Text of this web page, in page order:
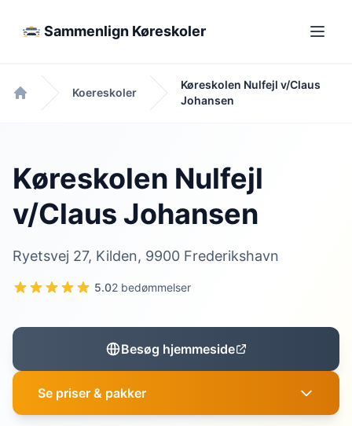
Sammenlign Køreskoler
Forside
Koereskoler
Køreskolen Nulfejl v/Claus
Johansen
Køreskolen Nulfejl
v/Claus Johansen
Ryetsvej 27, Kilden, 9900 Frederikshavn
5.02 bedømmelser
Besøg hjemmeside
Se priser & pakker